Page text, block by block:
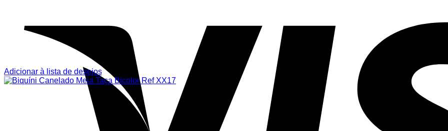
Adicionar à lista de desejos